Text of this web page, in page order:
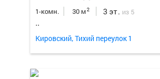
1-комн. 30 м2 3 эт. из 5
..
Кировский, Тихий переулок 1